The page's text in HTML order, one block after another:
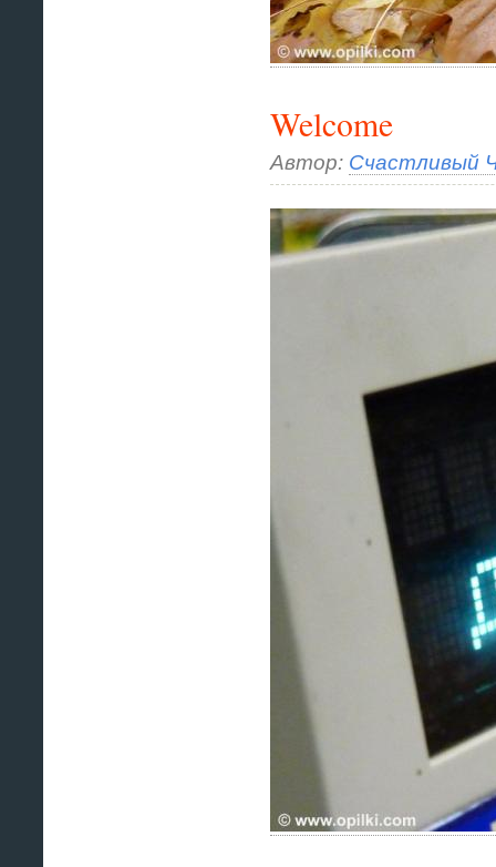
Welcome
Автор: Счастливый